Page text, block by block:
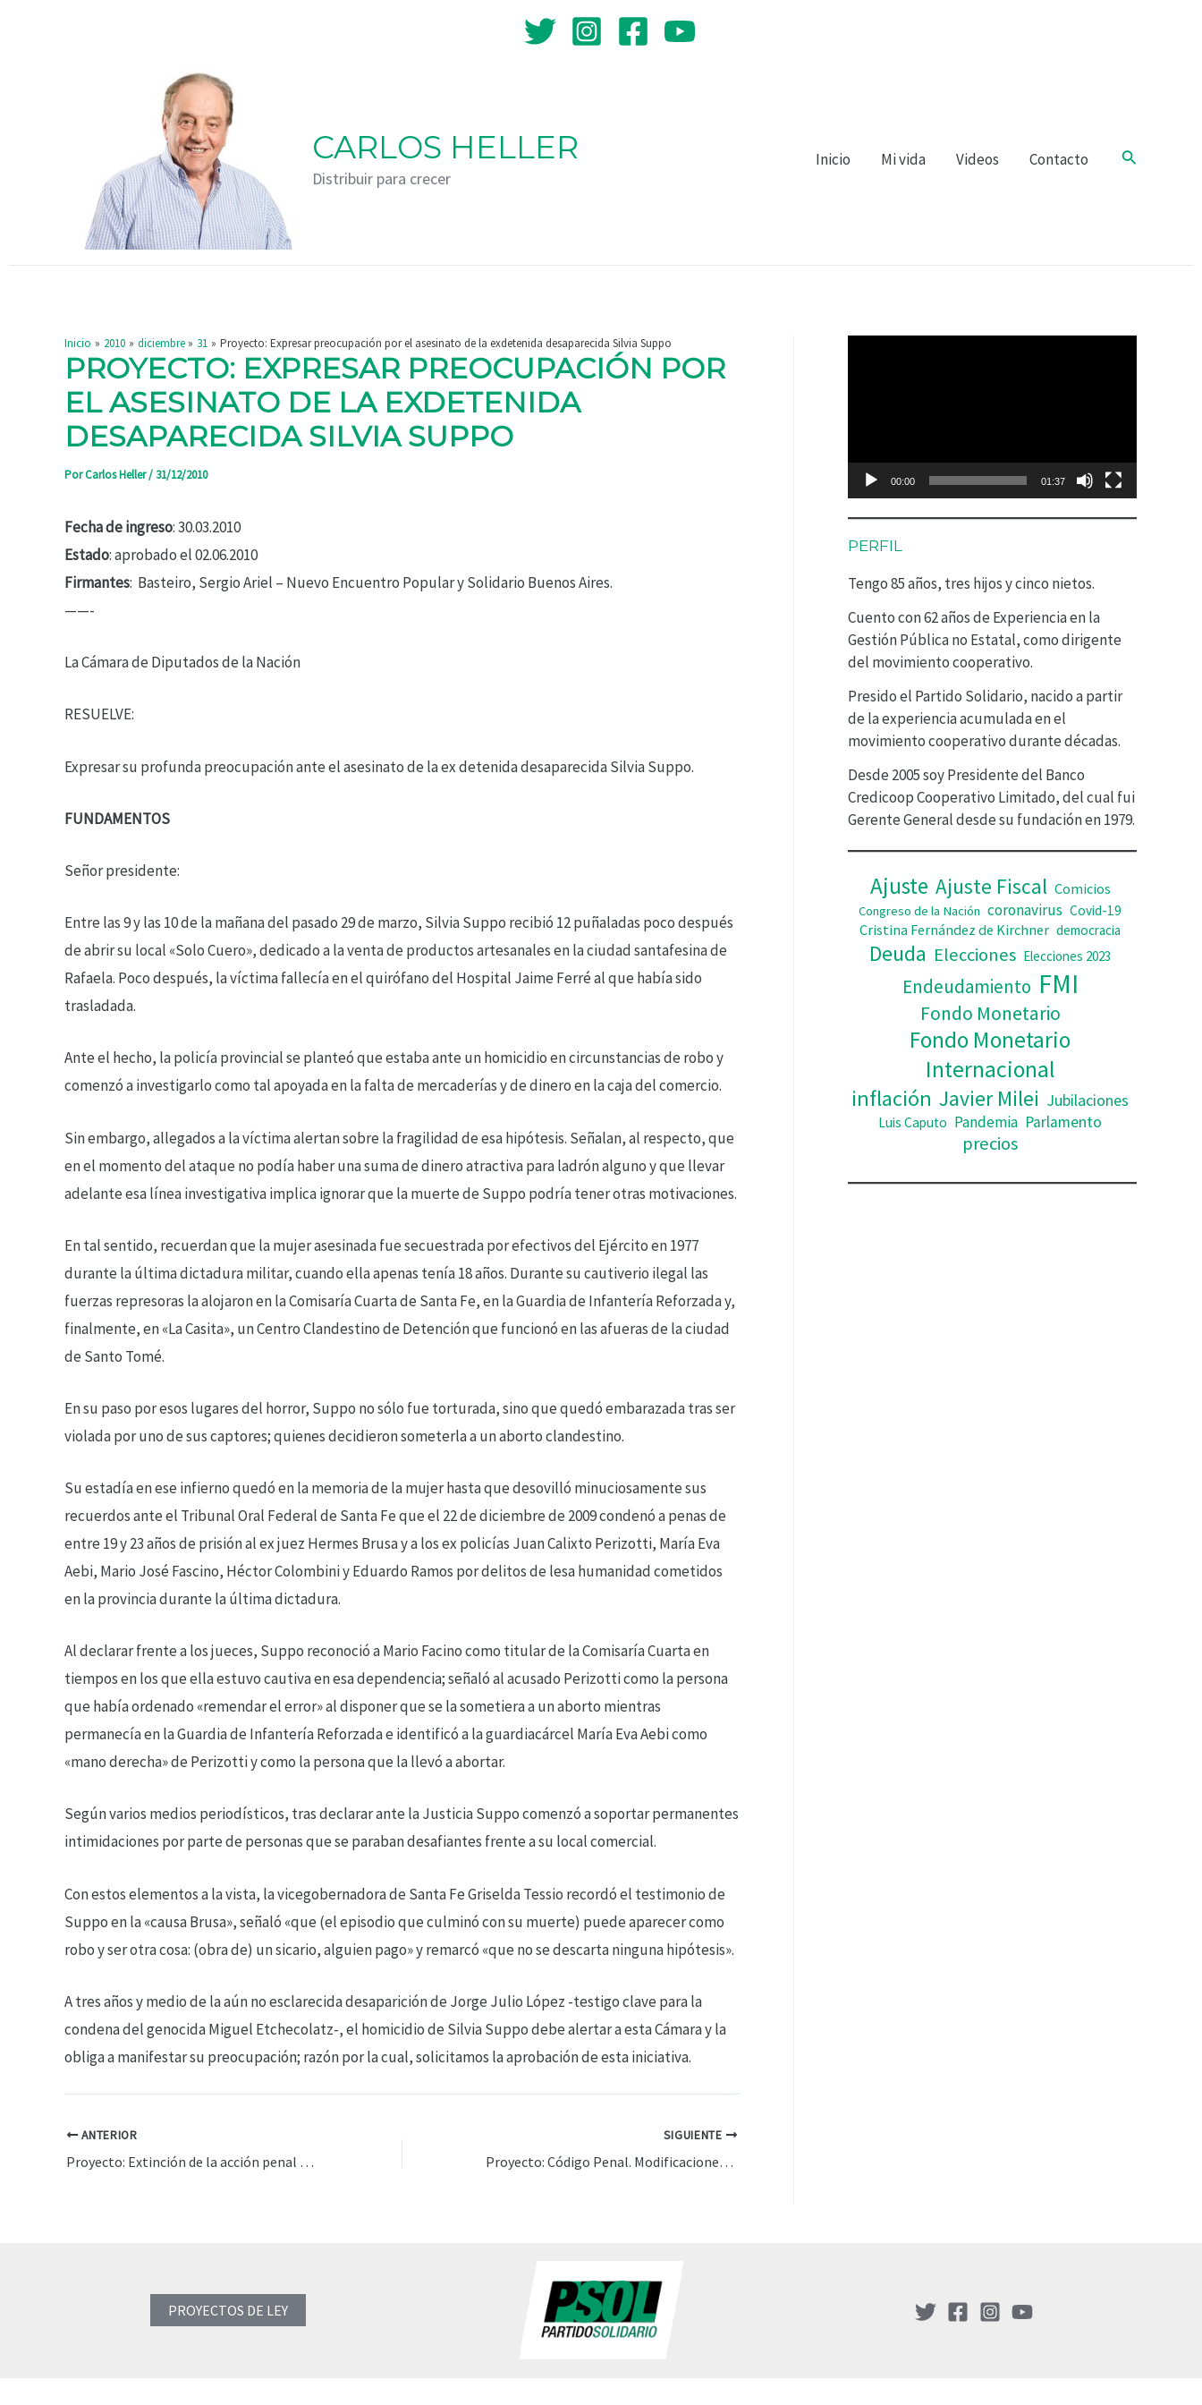
CARLOS HELLER
Distribuir para crecer
Inicio Mi vida Videos Contacto Buscar
Inicio 2010 diciembre 31 Proyecto: Expresar preocupación por el asesinato de la exdetenida desaparecida Silvia Suppo
PROYECTO: EXPRESAR PREOCUPACIÓN POR
EL ASESINATO DE LA EXDETENIDA
DESAPARECIDA SILVIA SUPPO
PorCarlos Heller/ 31/12/2010
Fecha de ingreso: 30.03.2010
Estado: aprobado el 02.06.2010
Firmantes: Basteiro, Sergio Ariel – Nuevo Encuentro Popular y Solidario Buenos Aires.
——-
La Cámara de Diputados de la Nación
RESUELVE:
Expresar su profunda preocupación ante el asesinato de la ex detenida desaparecida Silvia Suppo.
FUNDAMENTOS
Señor presidente:
Entre las 9 y las 10 de la mañana del pasado 29 de marzo, Silvia Suppo recibió 12 puñaladas poco después
de abrir su local «Solo Cuero», dedicado a la venta de productos artesanales en la ciudad santafesina de
Rafaela. Poco después, la víctima fallecía en el quirófano del Hospital Jaime Ferré al que había sido
trasladada.
Ante el hecho, la policía provincial se planteó que estaba ante un homicidio en circunstancias de robo y
comenzó a investigarlo como tal apoyada en la falta de mercaderías y de dinero en la caja del comercio.
Sin embargo, allegados a la víctima alertan sobre la fragilidad de esa hipótesis. Señalan, al respecto, que
en el momento del ataque no podía haber una suma de dinero atractiva para ladrón alguno y que llevar
adelante esa línea investigativa implica ignorar que la muerte de Suppo podría tener otras motivaciones.
En tal sentido, recuerdan que la mujer asesinada fue secuestrada por efectivos del Ejército en 1977
durante la última dictadura militar, cuando ella apenas tenía 18 años. Durante su cautiverio ilegal las
fuerzas represoras la alojaron en la Comisaría Cuarta de Santa Fe, en la Guardia de Infantería Reforzada y,
finalmente, en «La Casita», un Centro Clandestino de Detención que funcionó en las afueras de la ciudad
de Santo Tomé.
En su paso por esos lugares del horror, Suppo no sólo fue torturada, sino que quedó embarazada tras ser
violada por uno de sus captores; quienes decidieron someterla a un aborto clandestino.
Su estadía en ese infierno quedó en la memoria de la mujer hasta que desovilló minuciosamente sus
recuerdos ante el Tribunal Oral Federal de Santa Fe que el 22 de diciembre de 2009 condenó a penas de
entre 19 y 23 años de prisión al ex juez Hermes Brusa y a los ex policías Juan Calixto Perizotti, María Eva
Aebi, Mario José Fascino, Héctor Colombini y Eduardo Ramos por delitos de lesa humanidad cometidos
en la provincia durante la última dictadura.
Al declarar frente a los jueces, Suppo reconoció a Mario Facino como titular de la Comisaría Cuarta en
tiempos en los que ella estuvo cautiva en esa dependencia; señaló al acusado Perizotti como la persona
que había ordenado «remendar el error» al disponer que se la sometiera a un aborto mientras
permanecía en la Guardia de Infantería Reforzada e identificó a la guardiacárcel María Eva Aebi como
«mano derecha» de Perizotti y como la persona que la llevó a abortar.
Según varios medios periodísticos, tras declarar ante la Justicia Suppo comenzó a soportar permanentes
intimidaciones por parte de personas que se paraban desafiantes frente a su local comercial.
Con estos elementos a la vista, la vicegobernadora de Santa Fe Griselda Tessio recordó el testimonio de
Suppo en la «causa Brusa», señaló «que (el episodio que culminó con su muerte) puede aparecer como
robo y ser otra cosa: (obra de) un sicario, alguien pago» y remarcó «que no se descarta ninguna hipótesis».
A tres años y medio de la aún no esclarecida desaparición de Jorge Julio López -testigo clave para la
condena del genocida Miguel Etchecolatz-, el homicidio de Silvia Suppo debe alertar a esta Cámara y la
obliga a manifestar su preocupación; razón por la cual, solicitamos la aprobación de esta iniciativa.
ANTERIOR
Proyecto: Extinción de la acción penal y de la pena respecto de los hechos realizados con motivo de reivindicación social, económica, política, gremial, cultural, estudiantil, por la vigencia de los derechos humanos o en reclamo de condiciones de los pueblos originarios u otras invocaciones conexas, a partir del 01/02/1991 hasta la sanción de la presente
SIGUIENTE
Proyecto: Código Penal. Modificaciones sobre libertad condicional. Modificación de la ley 24660
d
t
o
e
v
í
d
00:00 01:37
PERFIL
Tengo 85 años, tres hijos y cinco nietos.
Cuento con 62 años de Experiencia en la
Gestión Pública no Estatal, como dirigente
del movimiento cooperativo.
Presido el Partido Solidario, nacido a partir
de la experiencia acumulada en el
movimiento cooperativo durante décadas.
Desde 2005 soy Presidente del Banco
Credicoop Cooperativo Limitado, del cual fui
Gerente General desde su fundación en 1979.
Ajuste Ajuste Fiscal Comicios
Congreso de la Nación coronavirus Covid-19
Cristina Fernández de Kirchner democracia
Deuda Elecciones Elecciones 2023
Endeudamiento FMI
Fondo Monetario
Fondo Monetario
Internacional
inflación Javier Milei Jubilaciones
Luis Caputo Pandemia Parlamento
precios
PROYECTOS DE LEY